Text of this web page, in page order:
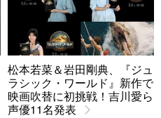
松本若菜＆岩田剛典、『ジュ
ラシック・ワールド』新作で
映画吹替に初挑戦！吉川愛ら
声優11名発表